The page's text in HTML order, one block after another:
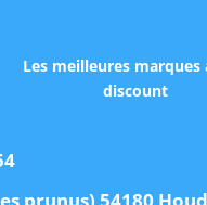
Les meilleures marques
discount